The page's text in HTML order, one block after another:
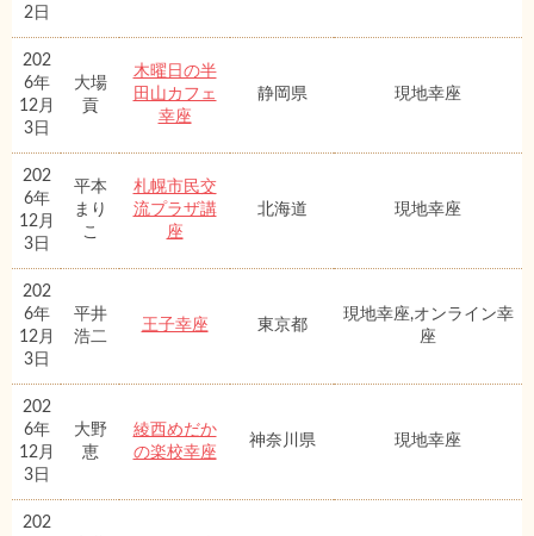
2日
202
6年
12月
3日
大場
貢
木曜日の半
田山カフェ
幸座
静岡県 現地幸座
202
6年
12月
3日
平本
まり
こ
札幌市民交
流プラザ講
座
北海道 現地幸座
202
6年
12月
3日
平井
浩二
王子幸座 東京都
現地幸座,オンライン幸
座
202
6年
12月
3日
大野
恵
綾西めだか
の楽校幸座
神奈川県 現地幸座
202